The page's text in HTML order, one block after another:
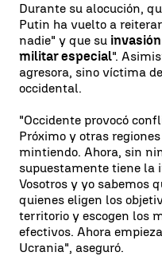
Durante su alocución,
Putin ha vuelto a
nadie" y que su
militar especial".
agresora, sino víctima
occidental.
"Occidente provocó
Próximo y otras
mintiendo. Ahora, sin
supuestamente tiene la
Vosotros y yo sabemos
quienes eligen los
territorio y escogen los
efectivos. Ahora
Ucrania", aseguró.